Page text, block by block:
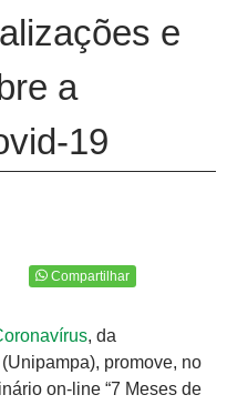
e
a
19
Compartilhar
, da
promove, no
on-line “7 Meses de